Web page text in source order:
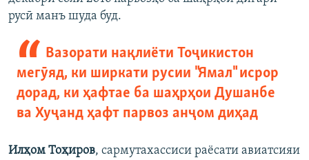
русӣ манъ шуда буд.
Вазорати нақлиёти Тоҷикистон
мегӯяд, ки ширкати русии "Ямал" исрор
дорад, ки ҳафтае ба шаҳрҳои Душанбе
ва Хуҷанд ҳафт парвоз анҷом диҳад
Илҳом Тоҳиров, сармутахассиси раёсати авиатсияи